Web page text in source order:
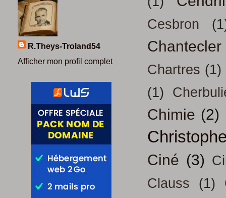
Cesbron
Chantecler
Chartres (1)
(1)
Chimie (2)
Ciné (3)
Clauss
(1)
R.Theys-Troland54
Afficher mon profil complet